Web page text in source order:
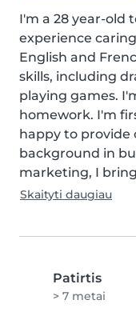
I'm a 28 year-old
experience
English and
skills, including
playing games.
homework. I'm
happy to provide
background in
marketing, I
Skaityti daugiau
Patirtis
> 7 metai